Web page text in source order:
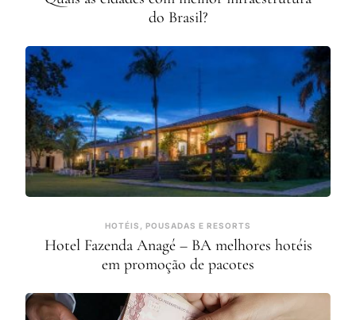
do Brasil?
HOTÉIS, POUSADAS E RESORTS
Hotel Fazenda Anagé – BA melhores hotéis
em promoção de pacotes